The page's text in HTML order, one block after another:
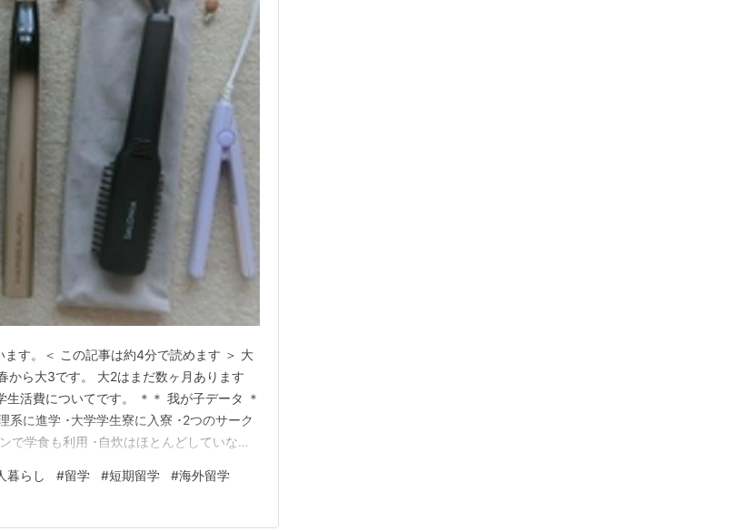
す。＜ この記事は約4分で読めます ＞ 大
から大3です。 大2はまだ数ヶ月あります
活費についてです。 ＊＊ 我が子データ ＊
系に進学 ･大学学生寮に入寮 ･2つのサーク
で学食も利用 ･自炊はほとんどしていない
り55,000×12ヶ月 6…
暮らし #留学 #短期留学 #海外留学